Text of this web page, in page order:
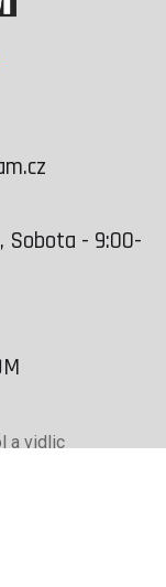
Sobota - 9:00-
a vidlic